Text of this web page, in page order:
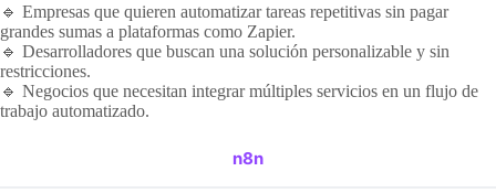
🔹 Empresas que quieren automatizar tareas repetitivas sin pagar
grandes sumas a plataformas como Zapier.
🔹 Desarrolladores que buscan una solución personalizable y sin
restricciones.
🔹 Negocios que necesitan integrar múltiples servicios en un flujo de
trabajo automatizado.
n8n